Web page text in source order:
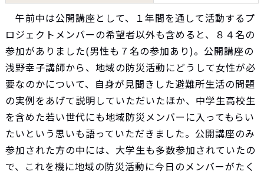
午前中は公開講座として、１年間を通して活動するプ
ロジェクトメンバーの希望者以外も含めると、８４名の
参加がありました(男性も７名の参加あり)。公開講座の
浅野幸子講師から、地域の防災活動にどうして女性が必
要なのかについて、自身が見聞きした避難所生活の問題
の実例をあげて説明していただいたほか、中学生高校生
を含めた若い世代にも地域防災メンバーに入ってもらい
たいという思いも語っていただきました。公開講座のみ
参加された方の中には、大学生も多数参加されていたの
で、これを機に地域の防災活動に今日のメンバーがたく